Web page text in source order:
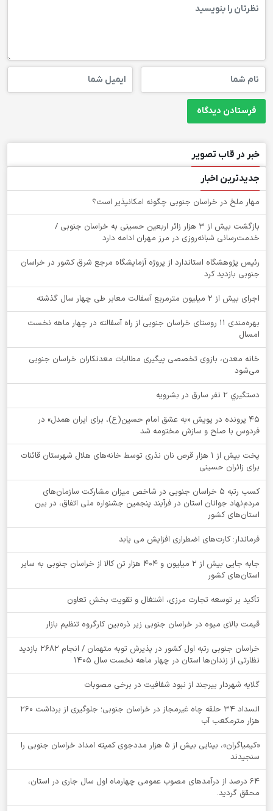
خبر در قاب تصویر
جدیدترین اخبار
‌مهار ملخ در خراسان جنوبی چگونه امکانپذیر است؟
بازگشت بیش از ۳ هزار زائر اربعین حسینی به خراسان جنوبی /
خدمت‌رسانی شبانه‌روزی در مرز مهران ادامه دارد
رئیس پژوهشگاه استاندارد از پروژه آزمایشگاه مرجع شرق کشور در خراسان
جنوبی بازدید کرد
اجرای بیش از ۲ میلیون مترمربع آسفالت معابر طی چهار سال گذشته
بهره‌مندی ۱۱ روستای خراسان جنوبی از راه آسفالته در چهار ماهه نخست
امسال
خانه معدن، بازوی تخصصی پیگیری مطالبات معدنکاران خراسان جنوبی
می‌شود
دستگيري 2 نفر سارق در بشرويه
۴۵ پرونده در پویش «به عشق امام حسین(ع)، برای ایران همدل» در
فردوس با صلح و سازش مختومه شد
پخت بیش از 1 هزار قرص نان نذری توسط خانه‌های هلال شهرستان قائنات
برای زائران حسینی
کسب رتبه ۵ خراسان جنوبی در شاخص میزان مشارکت سازمان‌های
مردم‌نهاد جوانان استان در فرآیند پنجمین جشنواره ملی اتفاق، در بین
استان‌های کشور
فرماندار: کارت‌های اضطراری افزایش می یابد
جابه جایی بیش از 2 میلیون و 404 هزار تن کالا از خراسان جنوبی به سایر
استان‌های کشور
تأکید بر توسعه تجارت مرزی، اشتغال و تقویت بخش تعاون
قیمت بالای میوه در خراسان جنوبی زیر ذره‌بین کارگروه تنظیم بازار
خراسان جنوبی رتبه اول کشور در پذیرش توبه متهمان / انجام ۲۶۸۲ بازدید
نظارتی از زندان‌ها استان در چهار ماهه نخست سال 1405
گلایه شهردار بیرجند از نبود شفافیت در برخی مصوبات
انسداد ۳۴ حلقه چاه غیرمجاز در خراسان جنوبی؛ جلوگیری از برداشت ۲۶۰
هزار مترمکعب آب
«کیمیاگران»، بینایی بیش از ۵ هزار مددجوی کمیته امداد خراسان جنوبی را
سنجیدند
64 درصد از درآمدهای مصوب عمومی چهارماه اول سال جاری در استان،
محقق گردید.